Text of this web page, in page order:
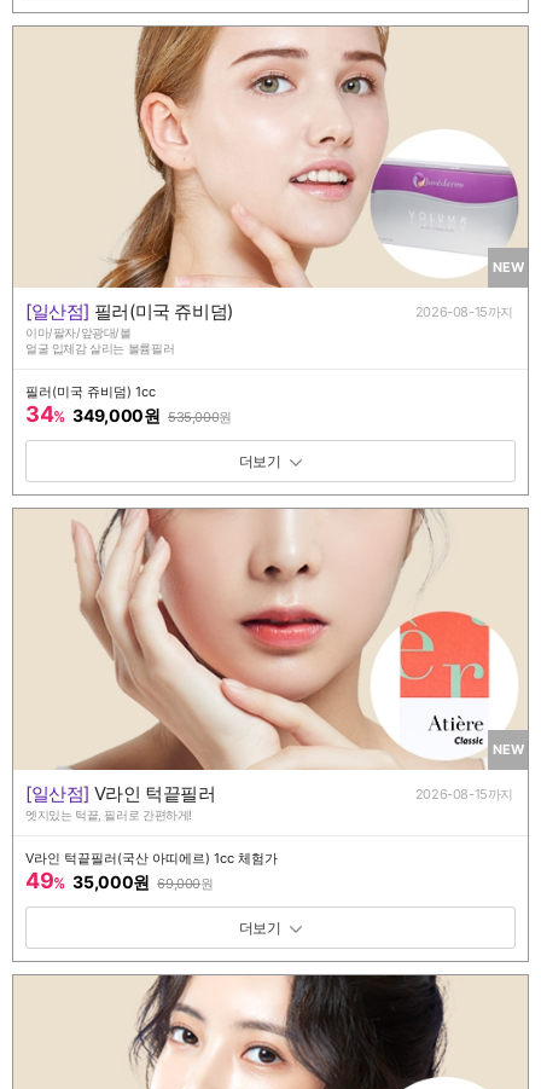
NEW
[일산점] 필러(미국 쥬비덤) 2026-08-15까지
이마/팔자/앞광대/볼
얼굴 입체감 살리는 볼륨필러
필러(미국 쥬비덤) 1cc
34% 349,000원 535,000원
패키지 보기 토글
NEW
[일산점] V라인 턱끝필러 2026-08-15까지
엣지있는 턱끝, 필러로 간편하게!
V라인 턱끝필러(국산 아띠에르) 1cc 체험가
49% 35,000원 69,000원
패키지 보기 토글